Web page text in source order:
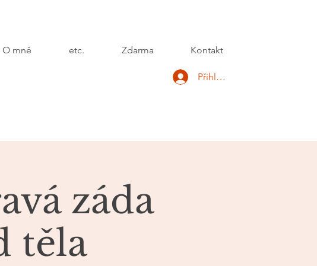
O mně etc. Zdarma Kontakt
Přihlásit se
záda
těla